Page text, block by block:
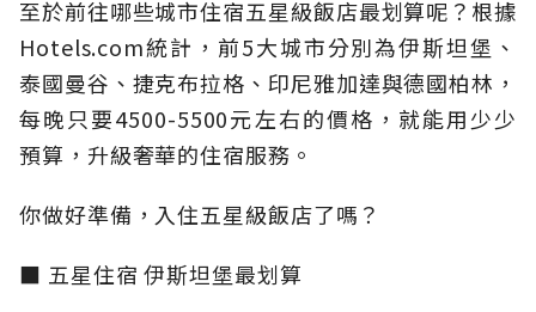
至於前往哪些城市住宿五星級飯店最划算呢？根據
Hotels.com統計，前5大城市分別為伊斯坦堡、
泰國曼谷、捷克布拉格、印尼雅加達與德國柏林，
每晚只要4500-5500元左右的價格，就能用少少
預算，升級奢華的住宿服務。
你做好準備，入住五星級飯店了嗎？
■ 五星住宿 伊斯坦堡最划算